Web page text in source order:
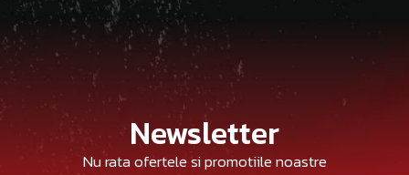
Newsletter
Nu rata ofertele si promotiile noastre